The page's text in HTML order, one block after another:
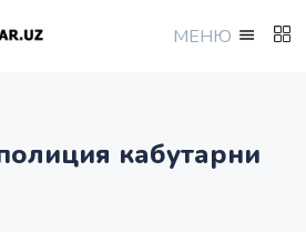
МEНЮ
кабутарни